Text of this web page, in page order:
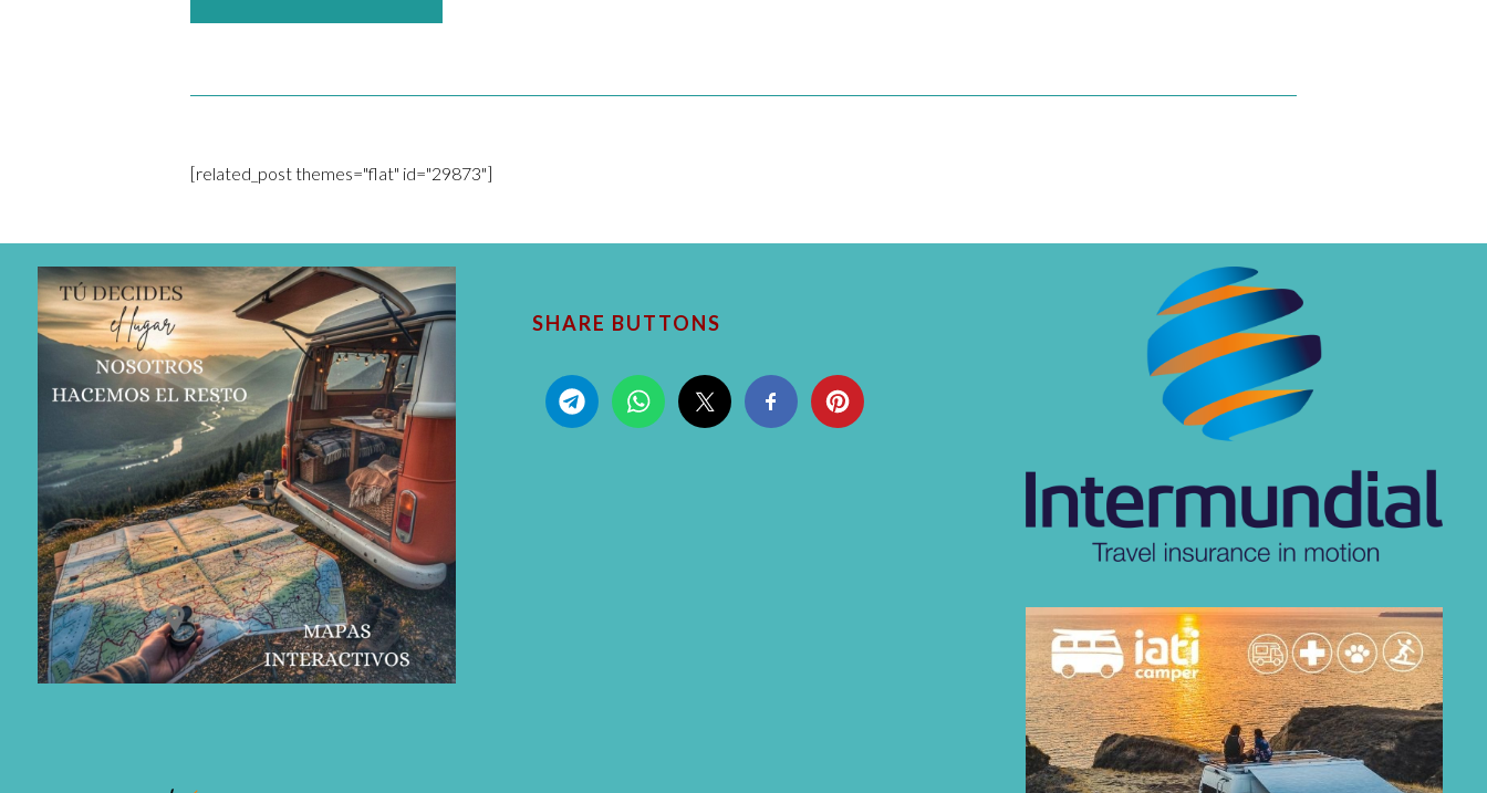
[related_post themes="flat" id="29873"]
SHARE BUTTONS